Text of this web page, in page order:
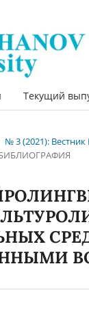
Текущий
№ 3 (2021):